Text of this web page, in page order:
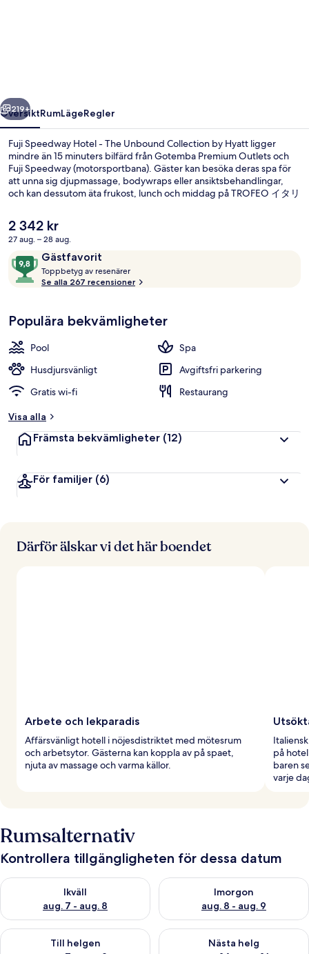
Collection
by
Hyatt
Nästa
219+
ÖversiktRumLägeRegler
Fuji Speedway Hotel - The Unbound Collection by Hyatt ligger
mindre än 15 minuters bilfärd från Gotemba Premium Outlets och
Fuji Speedway (motorsportbana). Gäster kan besöka deras spa för
att unna sig djupmassage, bodywraps eller ansiktsbehandlingar,
och kan dessutom äta frukost, lunch och middag på TROFEO イタリ
italienska köket. Detta hotell i lyxstil ger dessutom tillgång till en
inomhuspool, en bar/lounge och ett dygnet runt-öppet
fitnesscenter. Andra resenärer uppskattar den hjälpsamma
personalen.
Det
nuvarande
priset
är
2 342 kr
2 342 kr
27 aug. – 28 aug.
RecensionerGästfavorit
9,8
av
10,
Toppbetyg av resenärer
o
b
r
e
Se alla 267 recensioner
Populära bekvämligheter
Pool
Spa
Husdjursvänligt
Avgiftsfri parkering
Gratis wi-fi
Restaurang
Visa alla
Främsta bekvämligheter (12)
För familjer (6)
Därför älskar vi det här boendet
Arbete och lekparadis
Affärsvänligt hotell i nöjesdistriktet med mötesrum
och arbetsytor. Gästerna kan koppla av på spaet,
njuta av massage och varma källor.
på
baren
varje
Rumsalternativ
Kontrollera tillgängligheten för dessa datum
Ikväll
aug. 7 - aug. 8
Kontrollera tillgängligheten för ikväll aug. 7 - aug. 8
Imorgon
aug. 8 - aug. 9
Kontrollera tillgängligheten
Till helgen
Kontrollera tillgängligheten för den här helgen aug. 7 - aug. 9
Nästa helg
Kontrollera tillgängligheten